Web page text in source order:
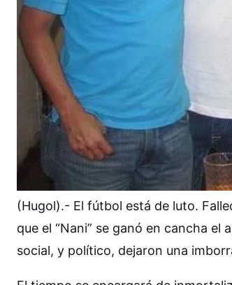
(Hugol).- El fútbol está de luto.
que el “Nani” se ganó en cancha
social, y político, dejaron una